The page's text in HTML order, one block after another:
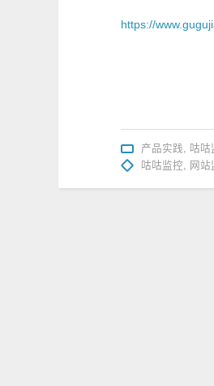
https://
产品实践, 咕咕
咕咕监控, 网站